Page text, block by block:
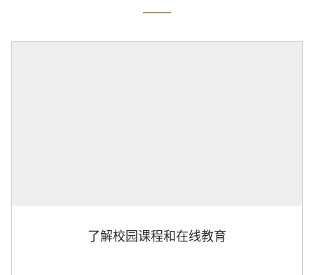
了解校园课程和在线教育